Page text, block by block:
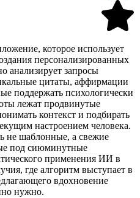
которое использует
персонализированных
анализирует запросы
цитаты, аффирмации
поддержать психологически
лежат продвинутые
контекст и подбирать
настроением человека.
не шаблонные, а свежие
под сиюминутные
применения ИИ в
где алгоритм выступает в
вдохновение
нужно.